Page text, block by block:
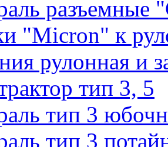
разъемные
"Micron" к
рулонная и
тип 3, 5
тип 3
тип 3